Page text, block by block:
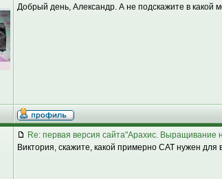
Добрый день, Александр. А не подскажите в какой
Re: первая версия сайта"Арахис. Выращивание
Виктория, скажите, какой примерно САТ нужен